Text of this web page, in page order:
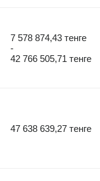
7 578 874,43 тенге
-
42 766 505,71 тенге
47 638 639,27 тенге